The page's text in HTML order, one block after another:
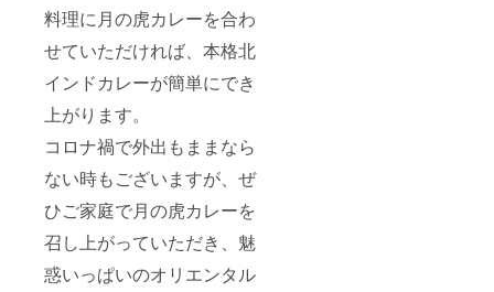
料理に月の虎カレーを合わ
せていただければ、本格北
インドカレーが簡単にでき
上がります。
コロナ禍で外出もままなら
ない時もございますが、ぜ
ひご家庭で月の虎カレーを
召し上がっていただき、 魅
惑いっぱいのオリエンタル